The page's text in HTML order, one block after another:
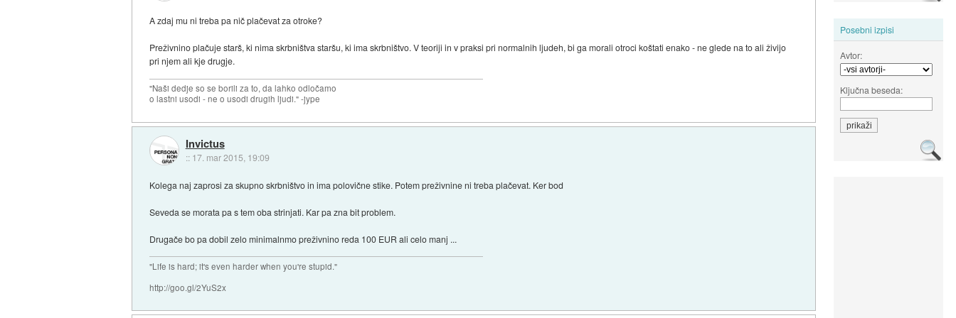
Posebni izpisi
Avtor:
Ključna beseda:
A zdaj mu ni treba pa nič plačevat za otroke?
Preživnino plačuje starš, ki nima skrbništva staršu, ki ima skrbništvo. V teoriji in v praksi pri normalnih ljudeh, bi ga morali otroci koštati enako - ne glede na to ali živijo
pri njem ali kje drugje.
"Naši dedje so se borili za to, da lahko odločamo
o lastni usodi - ne o usodi drugih ljudi." -jype
Invictus
:: 17. mar 2015, 19:09
Kolega naj zaprosi za skupno skrbništvo in ima polovične stike. Potem preživnine ni treba plačevat. Ker bod
Seveda se morata pa s tem oba strinjati. Kar pa zna bit problem.
Drugače bo pa dobil zelo minimalnmo preživnino reda 100 EUR ali celo manj ...
"Life is hard; it's even harder when you're stupid."
http://goo.gl/2YuS2x